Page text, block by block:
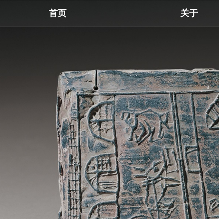
首页 关于